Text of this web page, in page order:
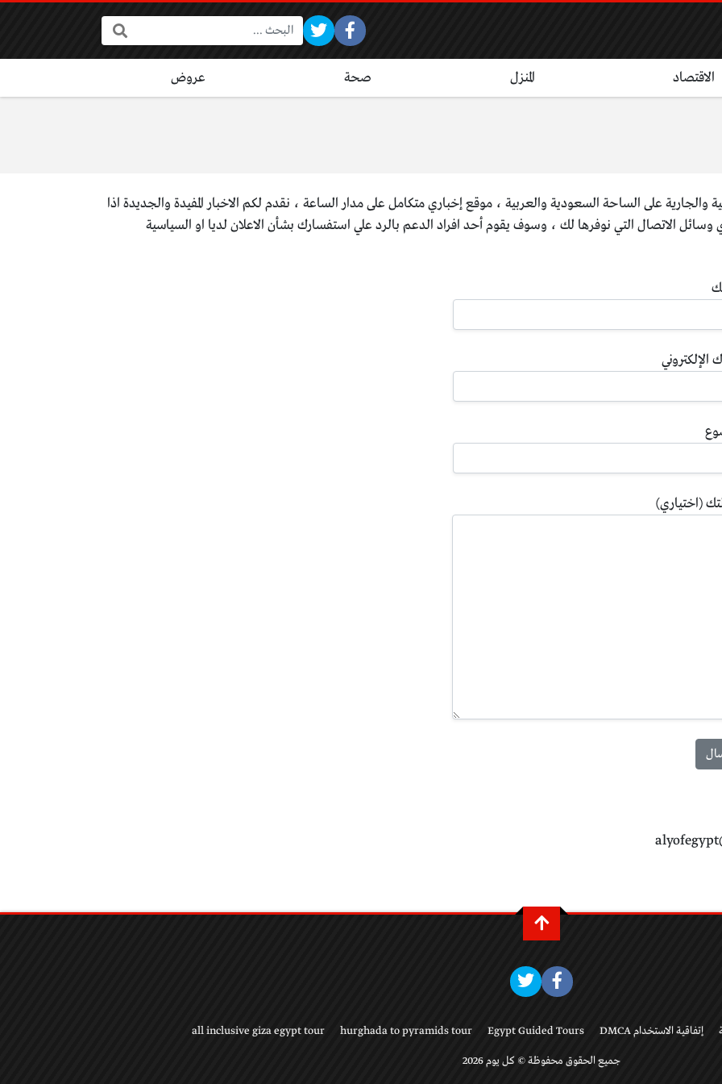
البحث:
الاقتصاد المنزل صحة عروض
والجارية على الساحة السعودية والعربية ، موقع إخباري متكامل على مدار الساعة ، نقدم لكم الاخبار المفيدة والجديدة اذا
الاتصال التي نوفرها لك ، وسوف يقوم أحد افراد الدعم بالرد علي استفسارك بشأن الاعلان لديا او السياسية
الإلكتروني
(اختياري)
إتفاقية الاستخدام DMCA Egypt Guided Tours
hurghada to pyramids tour
all inclusive giza egypt tour
جميع الحقوق محفوظة © كل يوم 2026